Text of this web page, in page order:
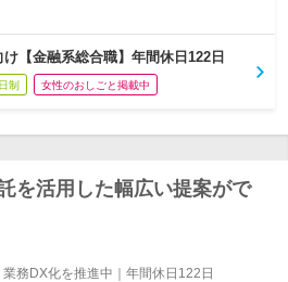
【金融系総合職】年間休日122日
制 女性のおしごと掲載中
を活用した幅広い提案がで
業務DX化を推進中｜年間休日122日